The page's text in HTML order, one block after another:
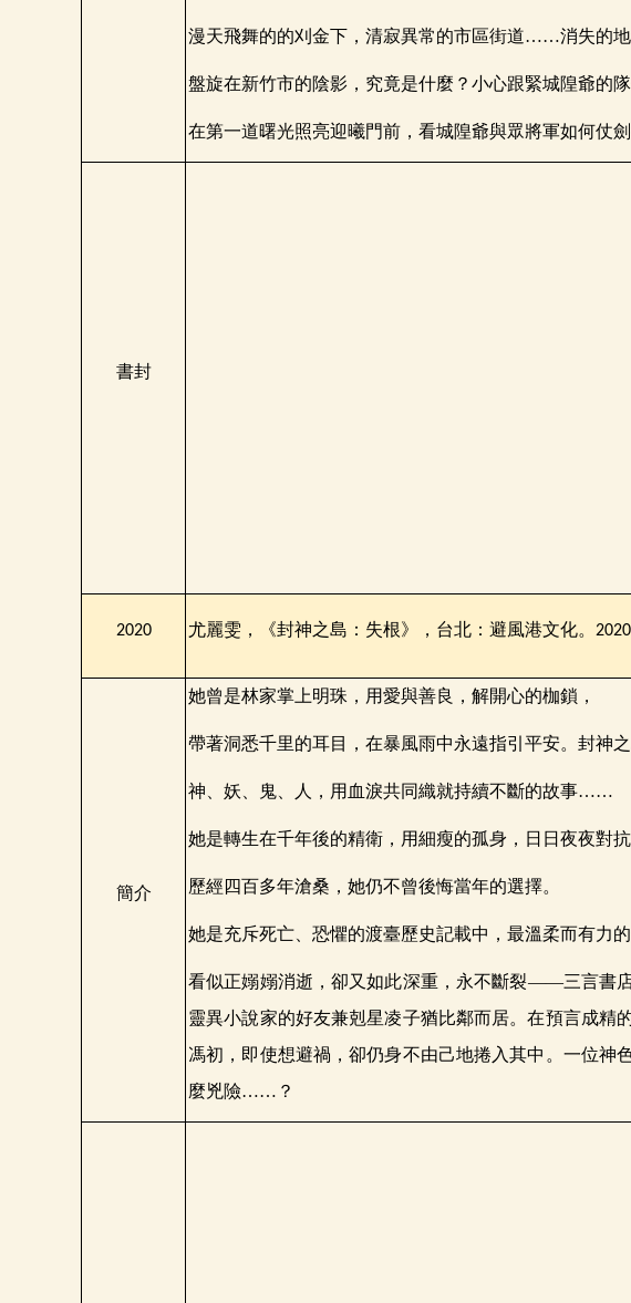
漫天飛舞的的刈金下，清寂異常的市區街道……消失的地
盤旋在新竹市的陰影，究竟是什麼？小心跟緊城隍爺的
在第一道曙光照亮迎曦門前，看城隍爺與眾將軍如何仗劍
書封
2020 尤麗雯，《封神之島：失根》，台北：避風港文化。 2020
簡介
她曾是林家掌上明珠，用愛與善良，解開心的枷鎖，
帶著洞悉千里的耳目，在暴風雨中永遠指引平安。封神
神、妖、鬼、人，用血淚共同織就持續不斷的故事……
她是轉生在千年後的精衛，用細瘦的孤身，日日夜夜對
歷經四百多年滄桑，她仍不曾後悔當年的選擇。
她是充斥死亡、恐懼的渡臺歷史記載中，最溫柔而有力
看似正嫋嫋消逝，卻又如此深重，永不斷裂——三言書
靈異小說家的好友兼剋星凌子猶比鄰而居。在預言成精
馮初，即使想避禍，卻仍身不由己地捲入其中。一位神
麼兇險……？